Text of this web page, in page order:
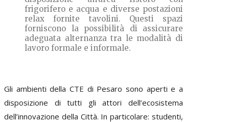
frigorifero e acqua e diverse postazioni
relax fornite tavolini. Questi spazi
forniscono la possibilità di assicurare
adeguata alternanza tra le modalità di
lavoro formale e informale.
Gli ambienti della CTE di Pesaro sono aperti e a
disposizione di tutti gli attori dell’ecosistema
dell’innovazione della Città. In particolare: studenti,